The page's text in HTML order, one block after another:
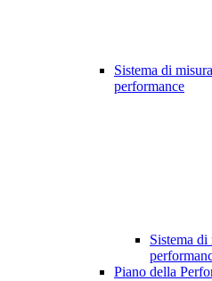
Sistema di
performance
Sistema
Piano della